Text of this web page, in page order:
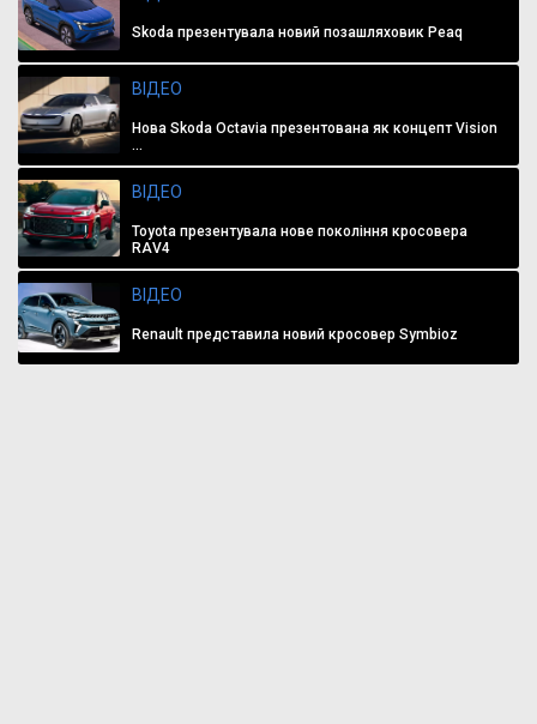
Skoda презентувала новий позашляховик Peaq
ВІДЕО
Нова Skoda Octavia презентована як концепт Vision
...
ВІДЕО
Toyota презентувала нове покоління кросовера
RAV4
ВІДЕО
Renault представила новий кросовер Symbioz